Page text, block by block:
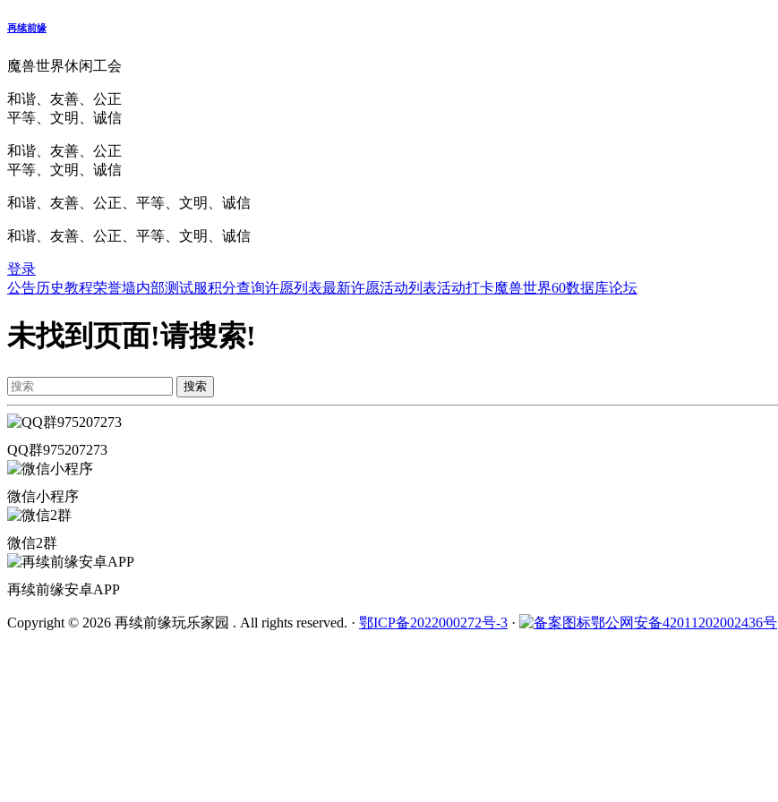
再续前缘
魔兽世界休闲工会
和谐、友善、公正
平等、文明、诚信
和谐、友善、公正
平等、文明、诚信
和谐、友善、公正、平等、文明、诚信
和谐、友善、公正、平等、文明、诚信
登录
公告历史教程荣誉墙内部测试服积分查询许愿列表最新许愿活动列表活动打卡魔兽世界60数据库论坛
未找到页面!请搜索!
搜索
QQ群975207273
微信小程序
微信2群
再续前缘安卓APP
Copyright © 2026 再续前缘玩乐家园 . All rights reserved. · 鄂ICP备2022000272号-3 · 鄂公网安备42011202002436号